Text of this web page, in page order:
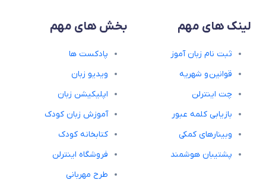
لینک های مهم
ثبت نام زبان آموز
قوانین و شهریه
چت اینترلن
بازیابی کلمه عبور
وبینارهای کمکی
پشتیبان هوشمند
بخش های مهم
پادکست ها
ویدیو زبان
اپلیکیشن زبان
آموزش زبان کودک
کتابخانه کودک
فروشگاه اینترلن
طرح مهربانی